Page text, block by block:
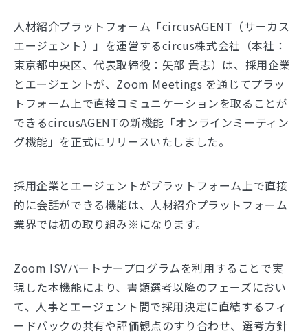
人材紹介プラットフォーム「circusAGENT（サーカス
エージェント）」を運営するcircus株式会社（本社：
東京都中央区、代表取締役：矢部 貴志）は、採用企業
とエージェントが、Zoom Meetings を通じてプラッ
トフォーム上で直接コミュニケーションを取ることが
できるcircusAGENTの新機能「オンラインミーティン
グ機能」を正式にリリースいたしました。
採用企業とエージェントがプラットフォーム上で直接
的に会話ができる機能は、人材紹介プラットフォーム
業界では初の取り組み※になります。
Zoom ISVパートナープログラムを利用することで実
現した本機能により、書類選考以降のフェーズにおい
て、人事とエージェント間で採用決定に直結するフィ
ードバックの共有や評価観点のすり合わせ、選考方針